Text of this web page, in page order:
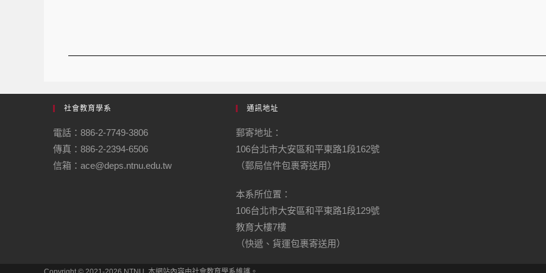
社會教育學系
電話：886-2-7749-3806
傳真：886-2-2394-6506
信箱：ace@deps.ntnu.edu.tw
通訊地址
郵寄地址：
106台北市大安區和平東路1段162號
（郵局信件包裹寄送用）
本系所位置：
106台北市大安區和平東路1段129號
教育大樓7樓
（快遞、貨運包裹寄送用）